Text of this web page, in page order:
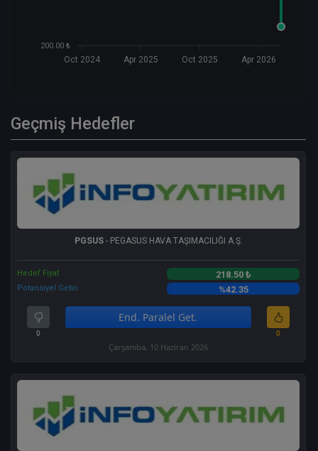
200.00 ₺
Oct 2024 Apr 2025 Oct 2025 Apr 2026
Geçmiş Hedefler
PGSUS- PEGASUS HAVA TAŞIMACILIĞI A.Ş.
Hedef Fiyat 218.50 ₺
Potansiyel Getiri %42.35
0
End. Paralel Get.
0
Çarşamba, 10 Haziran 2026